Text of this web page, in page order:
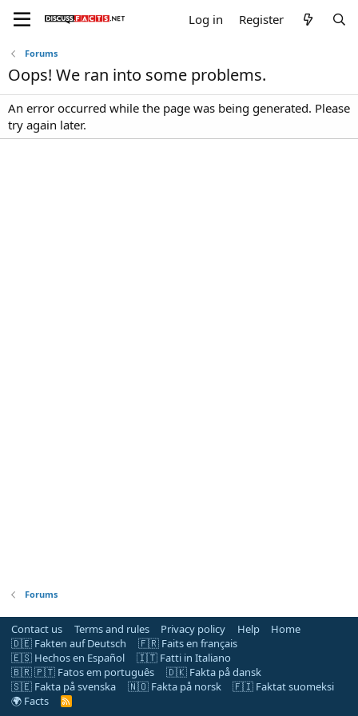
Log in Register
Forums
Oops! We ran into some problems.
An error occurred while the page was being generated. Please
try again later.
Forums
Contact us Terms and rules Privacy policy Help
Home
🇩🇪 Fakten auf Deutsch
🇫🇷 Faits en français
🇪🇸 Hechos en Español
🇮🇹 Fatti in Italiano
🇧🇷 🇵🇹 Fatos em português
🇩🇰 Fakta på dansk
🇸🇪 Fakta på svenska
🇳🇴 Fakta på norsk
🇫🇮 Faktat suomeksi
🌍 Facts
R